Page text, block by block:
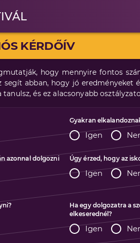
KÉRDŐÍV
hogy mennyire fontos
segít abban, hogy jó eredményeket
és ez alacsonyabb
Gyakran
Igen
azonnal dolgozni
Úgy érzed, hogy az
Igen
Ha egy dolgozatra a
elkeserednél?
Igen